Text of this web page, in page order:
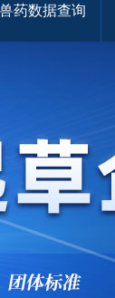
兽药数据查询